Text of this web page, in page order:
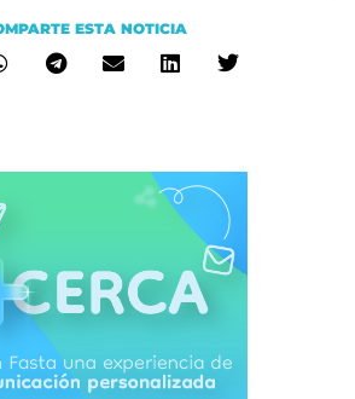
ESTA NOTICIA